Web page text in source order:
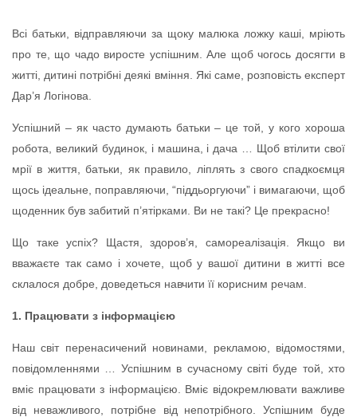
Всі батьки, відправляючи за щоку малюка ложку каші, мріють
про те, що чадо виросте успішним. Але щоб чогось досягти в
житті, дитині потрібні деякі вміння. Які саме, розповість експерт
Дар’я Логінова.
Успішний – як часто думають батьки – це той, у кого хороша
робота, великий будинок, і машина, і дача … Щоб втілити свої
мрії в життя, батьки, як правило, ліплять з свого спадкоємця
щось ідеальне, поправляючи, “піддьоргуючи” і вимагаючи, щоб
щоденник був забитий п’ятірками. Ви не такі? Це прекрасно!
Що таке успіх? Щастя, здоров’я, самореалізація. Якщо ви
вважаєте так само і хочете, щоб у вашої дитини в житті все
склалося добре, доведеться навчити її корисним речам.
1. Працювати з інформацією
Наш світ перенасичений новинами, рекламою, відомостями,
повідомленнями … Успішним в сучасному світі буде той, хто
вміє працювати з інформацією. Вміє відокремлювати важливе
від неважливого, потрібне від непотрібного. Успішним буде